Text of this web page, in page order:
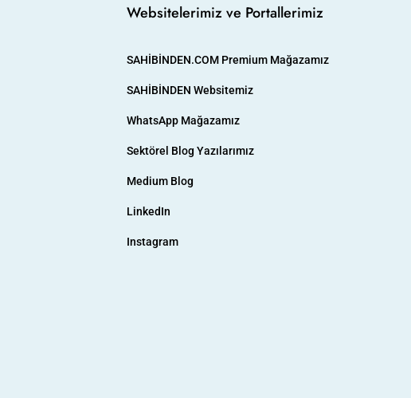
Websitelerimiz ve Portallerimiz
SAHİBİNDEN.COM Premium Mağazamız
SAHİBİNDEN Websitemiz
WhatsApp Mağazamız
Sektörel Blog Yazılarımız
Medium Blog
LinkedIn
Instagram